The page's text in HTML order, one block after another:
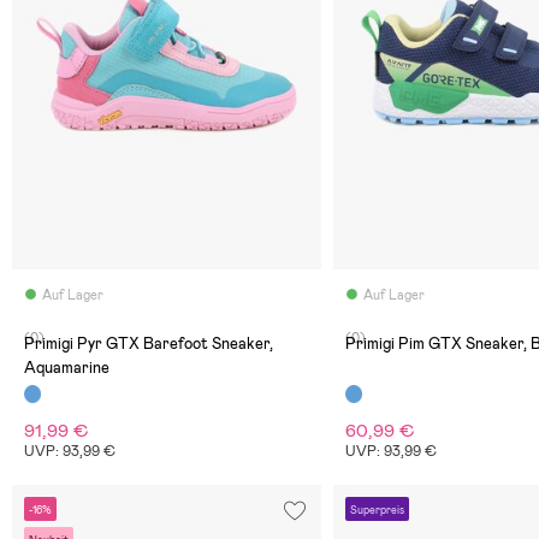
Auf Lager
(0)
Primigi Pyr GTX Barefoot Sneaker,
Aquamarine
91,99 €
UVP: 93,99 €
Auf Lager
(0)
Primigi Pim GTX Sneaker,
60,99 €
UVP: 93,99 €
-16% Superpreis